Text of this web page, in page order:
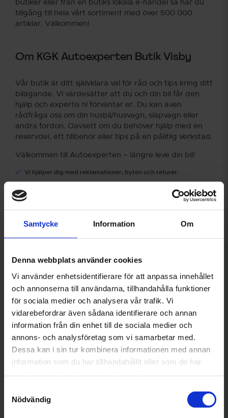
Samtycke Information Om
Denna webbplats använder cookies
Vi använder enhetsidentifierare för att anpassa innehållet
och annonserna till användarna, tillhandahålla funktioner
för sociala medier och analysera vår trafik. Vi
vidarebefordrar även sådana identifierare och annan
information från din enhet till de sociala medier och
annons- och analysföretag som vi samarbetar med.
Dessa kan i sin tur kombinera informationen med annan
information som du har tillhandahållit eller som de har
Nödvändig
butiker eller från en butiks lokala e-handel så har du
tillgång till hela vårt sortiment med över 500 000
artiklar. Välkommen!
Om KGK Autoexperten Butik Visby
Vår butik är ditt självklara val för råd och tips kring ditt
bilägande. Vi värdesätter att du och din bil får den
hjälp och expertis ni förväntar er. Du kan även
rådfråga oss om din husbil/husvagn, släpvagn eller
andra fordon. Oavsett om du behöver hjälp med en
reservdel, ett tillbehör eller tips på en pålitlig verkstad.
Välkommen till Autoexperten – längre leve din bil!
Vi hjälper dig med reklamationer, byten och returer.
Är du osäker på vad du behöver? Fråga oss så hjälper vi dig
Vi hjälper dig att hitta rätt verkstad.
Visa på karta